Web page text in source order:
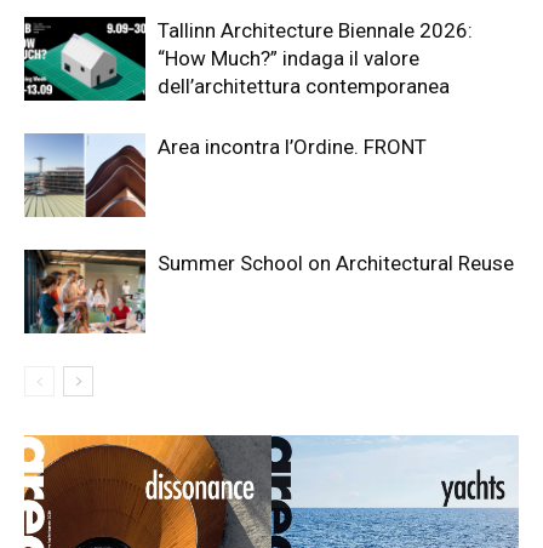
Tallinn Architecture Biennale 2026:
“How Much?” indaga il valore
dell’architettura contemporanea
Area incontra l’Ordine. FRONT
Summer School on Architectural Reuse